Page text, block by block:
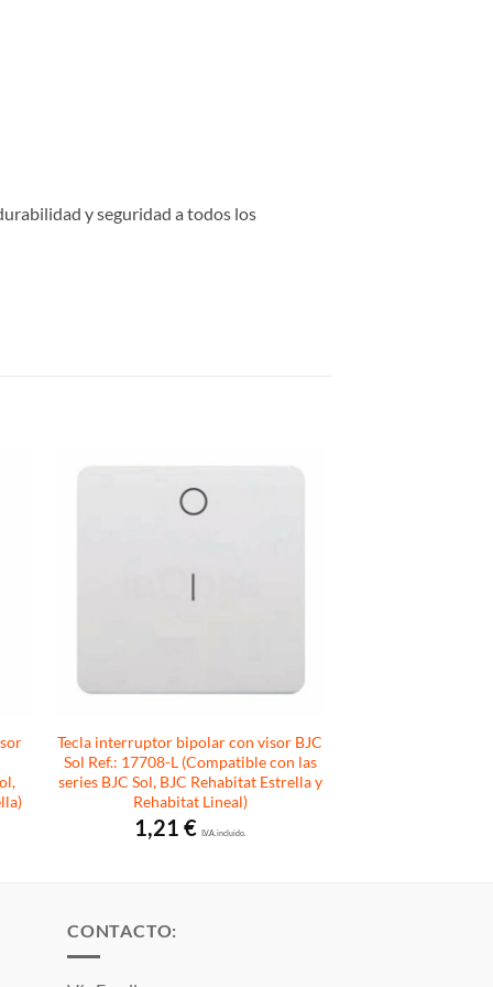
y seguridad a todos los
Tecla interruptor bipolar con visor BJC
Sol Ref.: 17708-L (Compatible con las
series BJC Sol, BJC Rehabitat Estrella y
Rehabitat Lineal)
1,21€ I.V.A. incluido.
CONTACTO: